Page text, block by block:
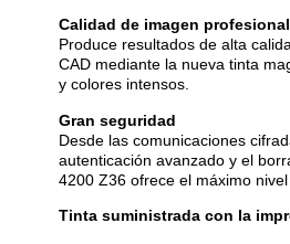
Calidad de imagen profesional
Produce resultados de alta
CAD mediante la nueva tinta
y colores intensos.
Gran seguridad
Desde las comunicaciones
autenticación avanzado y el
4200 Z36 ofrece el máximo
Tinta suministrada con la